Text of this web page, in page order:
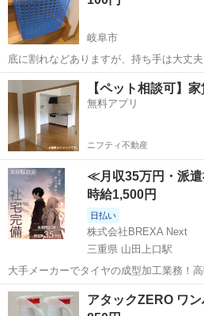
岐阜市
底に割れなどありますが、持ち手は大丈
いかがでしょうか？
岐阜 岐阜市 洗濯用品
【ペット相談可】
無料アプリ
ニフティ不動産
≪月収35万円・派
時給1,500円
日払い
株式会社BREXA Next
三重県 山田上口駅
大手メーカーでタイヤの成型加工業務！
度あり！ワンルーム寮完備！マイカー通
重県伊勢市》 人気の工場のお仕事 ◇タイヤの製造◇ トラック・バ
三重 伊勢市 山田上口駅 その他
アタックZERO ワ